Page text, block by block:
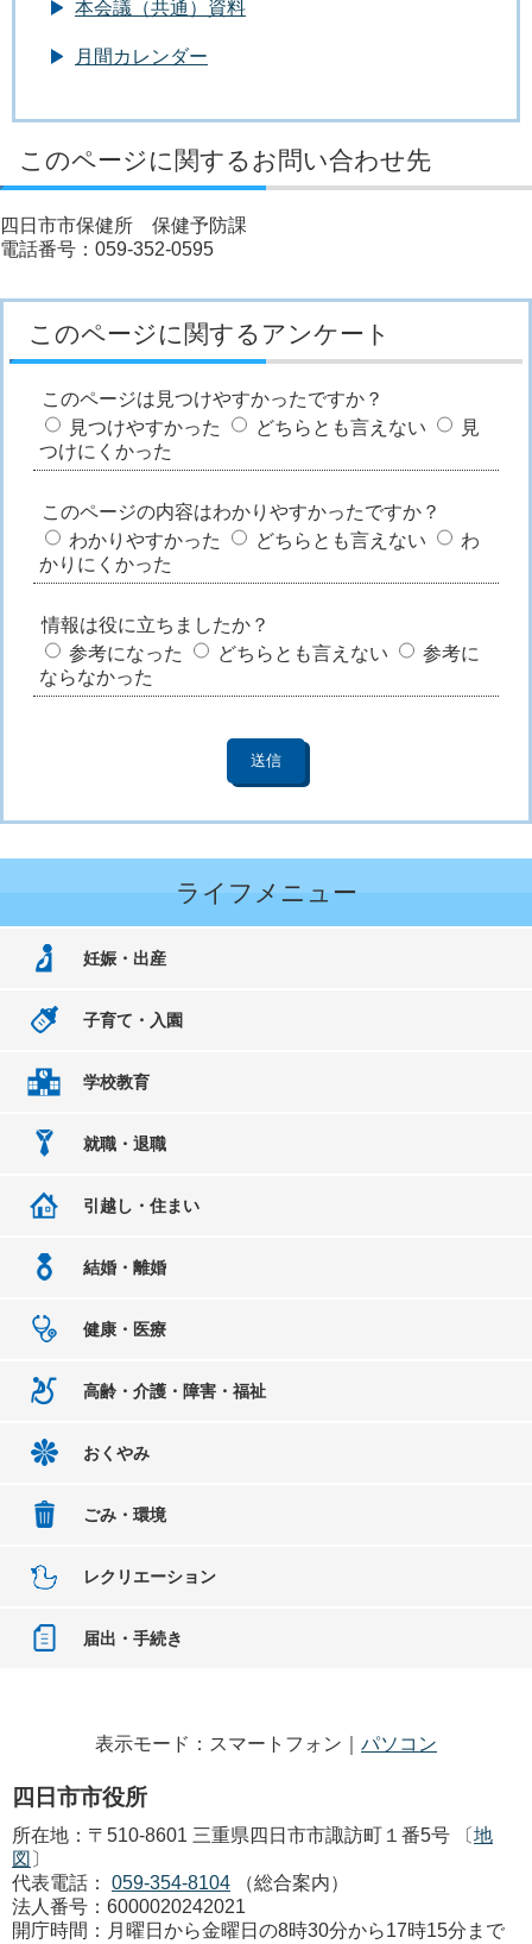
本会議（共通）資料
月間カレンダー
このページに関するお問い合わせ先
四日市市保健所 保健予防課
電話番号：059-352-0595
このページに関するアンケート
このページは見つけやすかったですか？
見つけやすかった
どちらとも言えない
見
つけにくかった
このページの内容はわかりやすかったですか？
わかりやすかった
どちらとも言えない
わ
かりにくかった
情報は役に立ちましたか？
参考になった
どちらとも言えない
参考に
ならなかった
ライフメニュー
妊娠・出産
子育て・入園
学校教育
就職・退職
引越し・住まい
結婚・離婚
健康・医療
高齢・介護・障害・福祉
おくやみ
ごみ・環境
レクリエーション
届出・手続き
表示モード：スマートフォン｜ パソコン
四日市市役所
所在地：〒510-8601 三重県四日市市諏訪町１番5号 〔地
図 〕
代表電話：
059-354-8104
（総合案内）
法人番号：6000020242021
開庁時間：月曜日から金曜日の8時30分から17時15分まで